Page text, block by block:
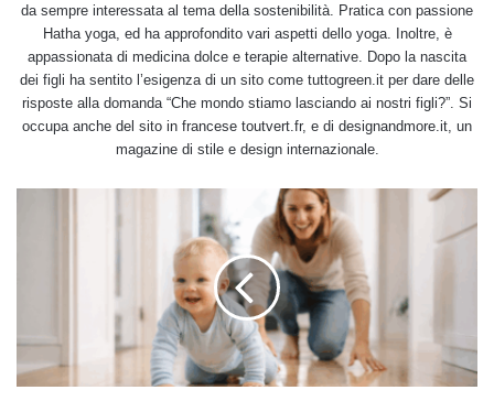
da sempre interessata al tema della sostenibilità. Pratica con passione
Hatha yoga, ed ha approfondito vari aspetti dello yoga. Inoltre, è
appassionata di medicina dolce e terapie alternative. Dopo la nascita
dei figli ha sentito l’esigenza di un sito come tuttogreen.it per dare delle
risposte alla domanda “Che mondo stiamo lasciando ai nostri figli?”. Si
occupa anche del sito in francese toutvert.fr, e di designandmore.it, un
magazine di stile e design internazionale.
ricette
sicure